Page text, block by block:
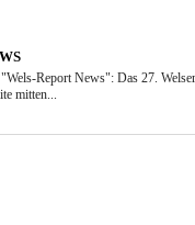
Report News": Das 27.
mitten...